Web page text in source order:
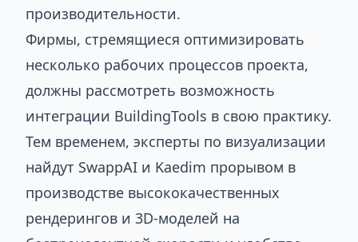
производительности.
Фирмы, стремящиеся оптимизировать
несколько рабочих процессов проекта,
должны рассмотреть возможность
интеграции BuildingTools в свою практику.
Тем временем, эксперты по визуализации
найдут SwappAI и Kaedim прорывом в
производстве высококачественных
рендерингов и 3D-моделей на